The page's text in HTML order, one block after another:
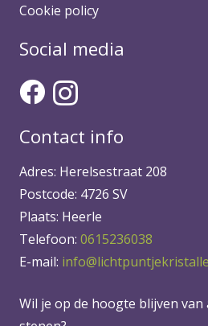
Cookie policy
Social media
Contact info
Adres: Herelsestraat 208
Postcode: 4726 SV
Plaats: Heerle
Telefoon: 0615236038
E-mail:
Wil je op de hoogte blijven